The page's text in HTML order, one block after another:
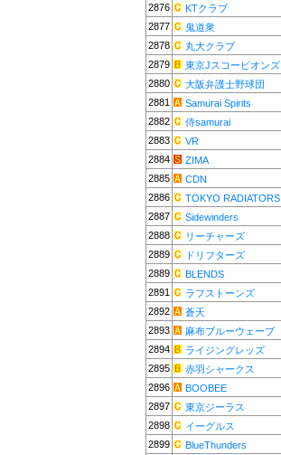
2876
KTクラブ
2877
鬼道衆
2878
丸大クラブ
2879
東京Jスコーピオンズ
2880
大阪弁護士野球団
2881
Samurai Spirits
2882
侍samurai
2883
VR
2884
ZIMA
2885
CDN
2886
TOKYO RADIATORS
2887
Sidewinders
2888
リーチャーズ
2889
ドリフターズ
2889
BLENDS
2891
ラフストーンズ
2892
蒼天
2893
麻布ブルーウェーブ
2894
ライジングレッズ
2895
赤羽シャークス
2896
BOOBEE
2897
東京ジーラス
2898
イーグルス
2899
BlueThunders